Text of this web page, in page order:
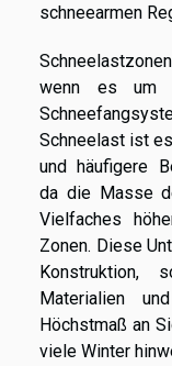
schneearmen
wenn es um
Schneelast ist
und häufigere
da die Masse
Vielfaches
Zonen. Diese
Konstruktion,
Materialien
Höchstmaß an
viele Winter